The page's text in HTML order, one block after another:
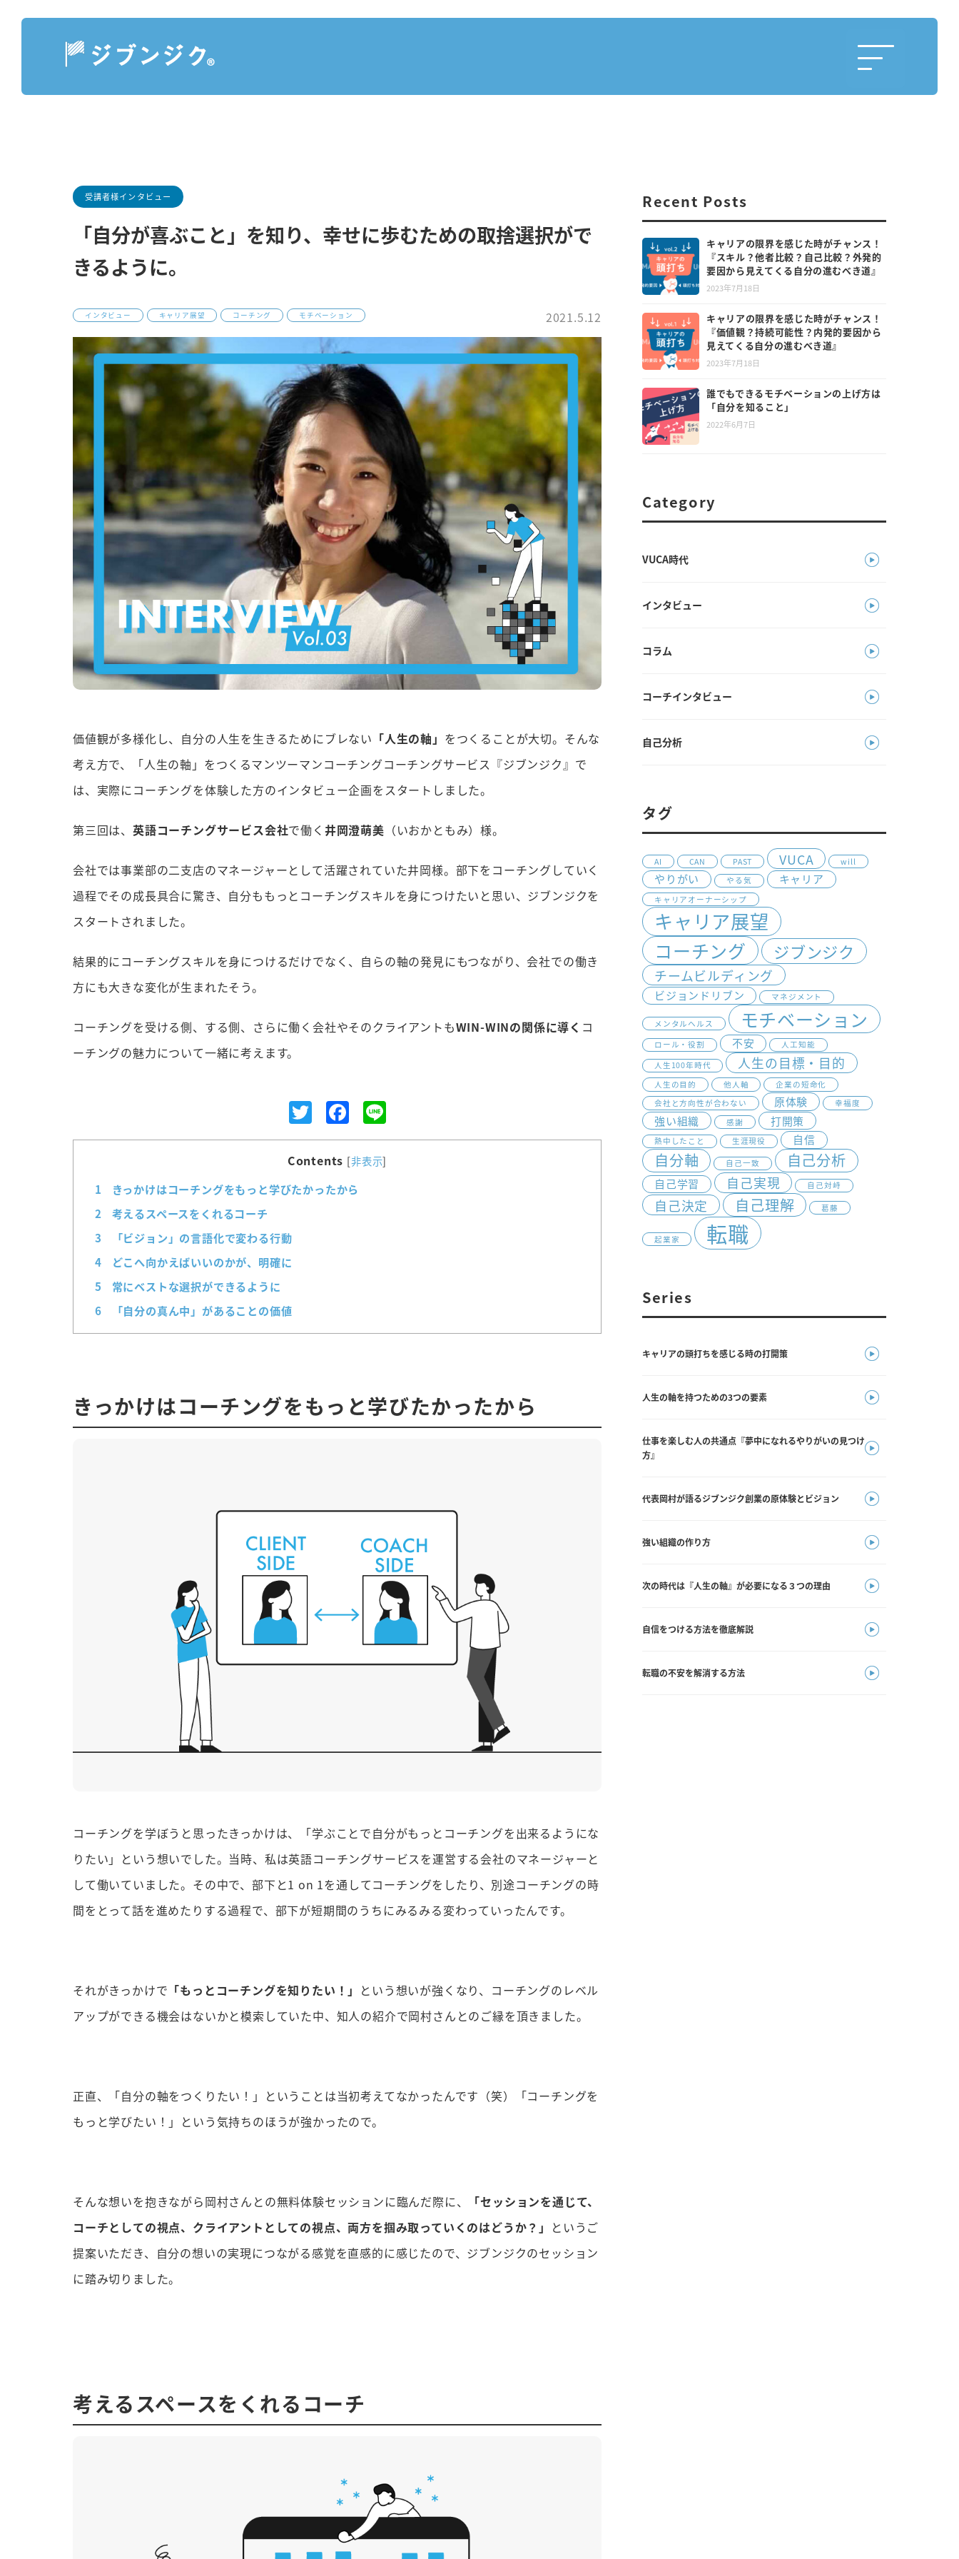
受講者様インタビュー
「自分が喜ぶこと」を知り、幸せに歩むための取捨選択がで
きるように。
インタビュー キャリア展望 コーチング モチベーション 2021.5.12
価値観が多様化し、自分の人生を生きるためにブレない 「人生の軸」 をつくることが大切。そんな
考え方で、「人生の軸」をつくるマンツーマンコーチングコーチングサービス『ジブンジク』で
は、実際にコーチングを体験した方のインタビュー企画をスタートしました。
第三回は、 英語コーチングサービス会社で働く 井岡澄萌美 （いおかともみ）様。
会社では事業部の二支店のマネージャーとして活躍されていた井岡様。部下をコーチングしていく
過程でその成長具合に驚き、自分ももっとコーチングスキルを身につけたいと思い、ジブンジクを
スタートされました。
結果的にコーチングスキルを身につけるだけでなく、自らの軸の発見にもつながり、会社での働き
方にも大きな変化が生まれたそう。
コーチングを受ける側、する側、さらに働く会社やそのクライアントもWIN-WINの関係に導く コ
ーチングの魅力について一緒に考えます。
TwitterFacebook
Line
Contents [非表示]
1
きっかけはコーチングをもっと学びたかったから
2
考えるスペースをくれるコーチ
3
「ビジョン」の言語化で変わる行動
4
どこへ向かえばいいのかが、明確に
5
常にベストな選択ができるように
6
「自分の真ん中」があることの価値
きっかけはコーチングをもっと学びたかったから
コーチングを学ぼうと思ったきっかけは、「学ぶことで自分がもっとコーチングを出来るようにな
りたい」という想いでした。当時、私は英語コーチングサービスを運営する会社のマネージャーと
して働いていました。その中で、部下と1 on 1を通してコーチングをしたり、別途コーチングの時
間をとって話を進めたりする過程で、部下が短期間のうちにみるみる変わっていったんです。
それがきっかけで 「もっとコーチングを知りたい！」 という想いが強くなり、コーチングのレベル
アップができる機会はないかと模索していた中、知人の紹介で岡村さんとのご縁を頂きました。
正直、「自分の軸をつくりたい！」ということは当初考えてなかったんです（笑）「コーチングを
もっと学びたい！」という気持ちのほうが強かったので。
そんな想いを抱きながら岡村さんとの無料体験セッションに臨んだ際に、
「セッションを通じて、
コーチとしての視点、クライアントとしての視点、両方を掴み取っていくのはどうか？」 というご
提案いただき、自分の想いの実現につながる感覚を直感的に感じたので、ジブンジクのセッション
に踏み切りました。
考えるスペースをくれるコーチ
Recent Posts
キャリアの限界を感じた時がチャンス！
『スキル？他者比較？自己比較？外発的
要因から見えてくる自分の進むべき道』
2023年7月18日
キャリアの限界を感じた時がチャンス！
『価値観？持続可能性？内発的要因から
見えてくる自分の進むべき道』
2023年7月18日
誰でもできるモチベーションの上げ方は
「自分を知ること」
2022年6月7日
Category
VUCA時代
インタビュー
コラム
コーチインタビュー
自己分析
タグ
AI CAN PAST VUCA will
やりがい やる気 キャリア
キャリアオーナーシップ
キャリア展望
コーチング ジブンジク
チームビルディング
ビジョンドリブン マネジメント
メンタルヘルス モチベーション
ロール・役割 不安
人工知能
人生100年時代
人生の目標・目的
人生の目的 他人軸
企業の短命化
会社と方向性が合わない
原体験 幸福度
強い組織 感謝 打開策
熱中したこと 生涯現役 自信
自分軸 自己一致 自己分析
自己学習 自己実現 自己対峙
自己決定 自己理解 葛藤
起業家 転職
Series
キャリアの頭打ちを感じる時の打開策
人生の軸を持つための3つの要素
仕事を楽しむ人の共通点『夢中になれるやりがいの見つけ
方』
代表岡村が語るジブンジク創業の原体験とビジョン
強い組織の作り方
次の時代は『人生の軸』が必要になる３つの理由
自信をつける方法を徹底解説
転職の不安を解消する方法